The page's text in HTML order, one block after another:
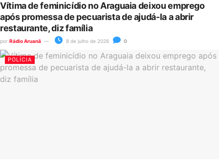
Vítima de feminicídio no Araguaia deixou emprego
após promessa de pecuarista de ajudá-la a abrir
restaurante, diz família
por Rádio Aruanã 8 de julho de 2026 0
POLÍCIA